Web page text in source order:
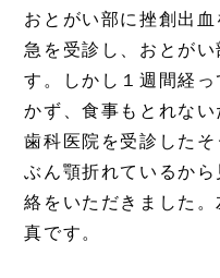
おとがい部に挫創出
急を受診し、おとが
す。しかし１週間経
かず、食事もとれな
歯科医院を受診した
ぶん顎折れているか
絡をいただきました
真です。